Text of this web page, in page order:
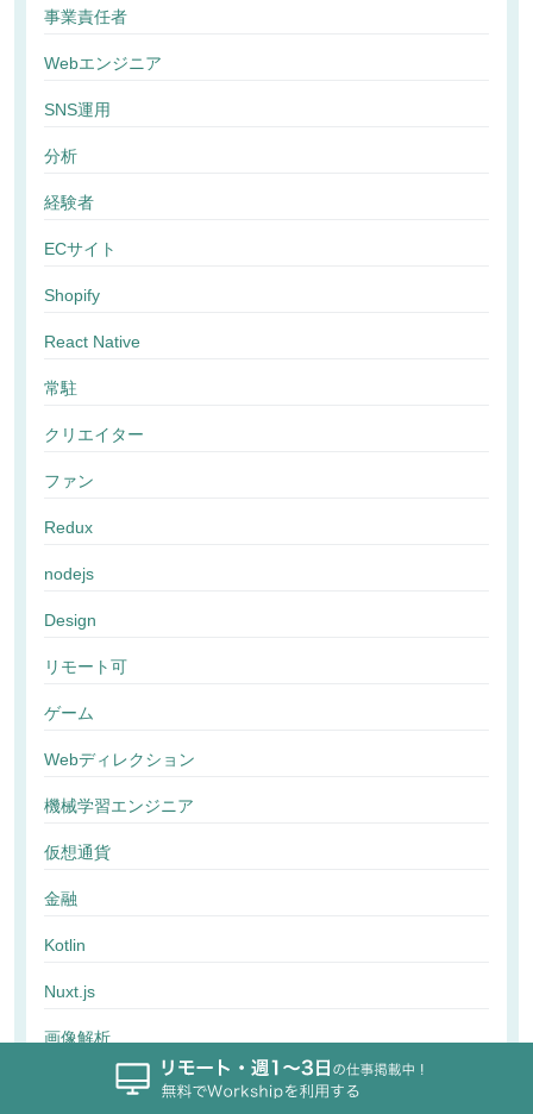
事業責任者
Webエンジニア
SNS運用
分析
経験者
ECサイト
Shopify
React Native
常駐
クリエイター
ファン
Redux
nodejs
Design
リモート可
ゲーム
Webディレクション
機械学習エンジニア
仮想通貨
金融
Kotlin
Nuxt.js
画像解析